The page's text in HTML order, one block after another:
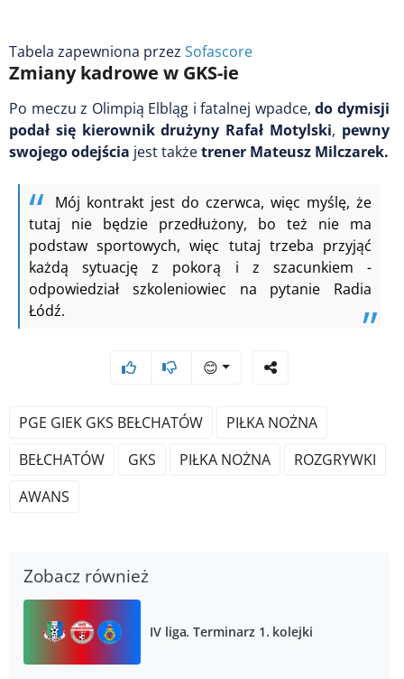
Tabela zapewniona przez Sofascore
Zmiany kadrowe w GKS-ie
Po meczu z Olimpią Elbląg i fatalnej wpadce,do dymisji
podał się kierownik drużyny Rafał Motylski, pewny
swojego odejścia jest takżetrener Mateusz Milczarek.
Mój kontrakt jest do czerwca, więc myślę, że
tutaj nie będzie przedłużony, bo też nie ma
podstaw sportowych, więc tutaj trzeba przyjąć
każdą sytuację z pokorą i z szacunkiem -
odpowiedział szkoleniowiec na pytanie Radia
Łódź.
😊
PGE GIEK GKS BEŁCHATÓW
PIŁKA NOŻNA
BEŁCHATÓW
GKS PIŁKA NOŻNA
ROZGRYWKI
AWANS
Zobacz również
IV liga. Terminarz 1. kolejki